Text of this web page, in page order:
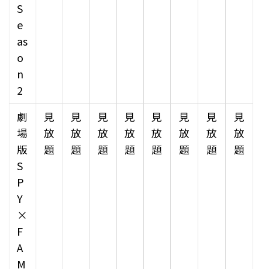
S
e
as
o
n
2
劇
場
版
S
P
Y
×
F
A
M
見
放
題
見
放
題
見
放
題
見
放
題
見
放
題
見
放
題
見
放
題
見
放
題